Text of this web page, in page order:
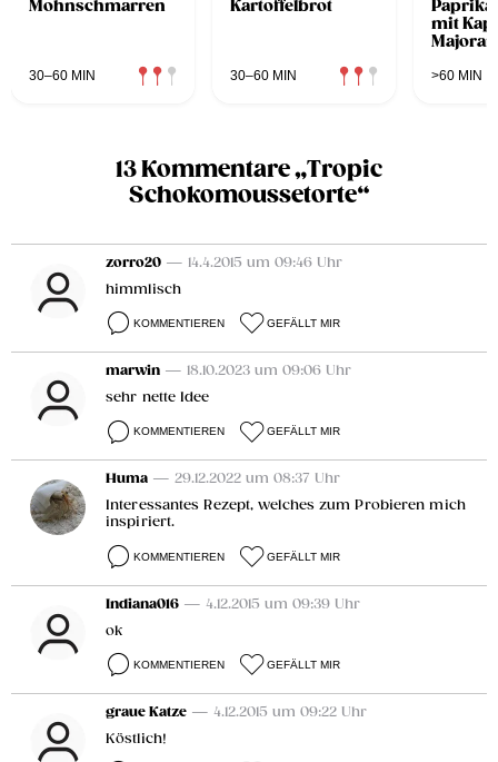
Mohnschmarren
30–60 MIN
Kartoffelbrot
30–60 MIN
mit
Majoran
>60 MIN
13 Kommentare „Tropic
Schokomoussetorte“
zorro20 — 14.4.2015 um 09:46 Uhr
himmlisch
KOMMENTIEREN GEFÄLLT MIR
marwin — 18.10.2023 um 09:06 Uhr
sehr nette Idee
KOMMENTIEREN GEFÄLLT MIR
Huma — 29.12.2022 um 08:37 Uhr
Interessantes Rezept, welches zum Probieren mich
inspiriert.
KOMMENTIEREN GEFÄLLT MIR
Indiana016 — 4.12.2015 um 09:39 Uhr
ok
KOMMENTIEREN GEFÄLLT MIR
graue Katze — 4.12.2015 um 09:22 Uhr
Köstlich!